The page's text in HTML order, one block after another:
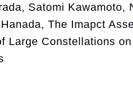
Satomi Kawamoto,
The Imapct
Large Constellations